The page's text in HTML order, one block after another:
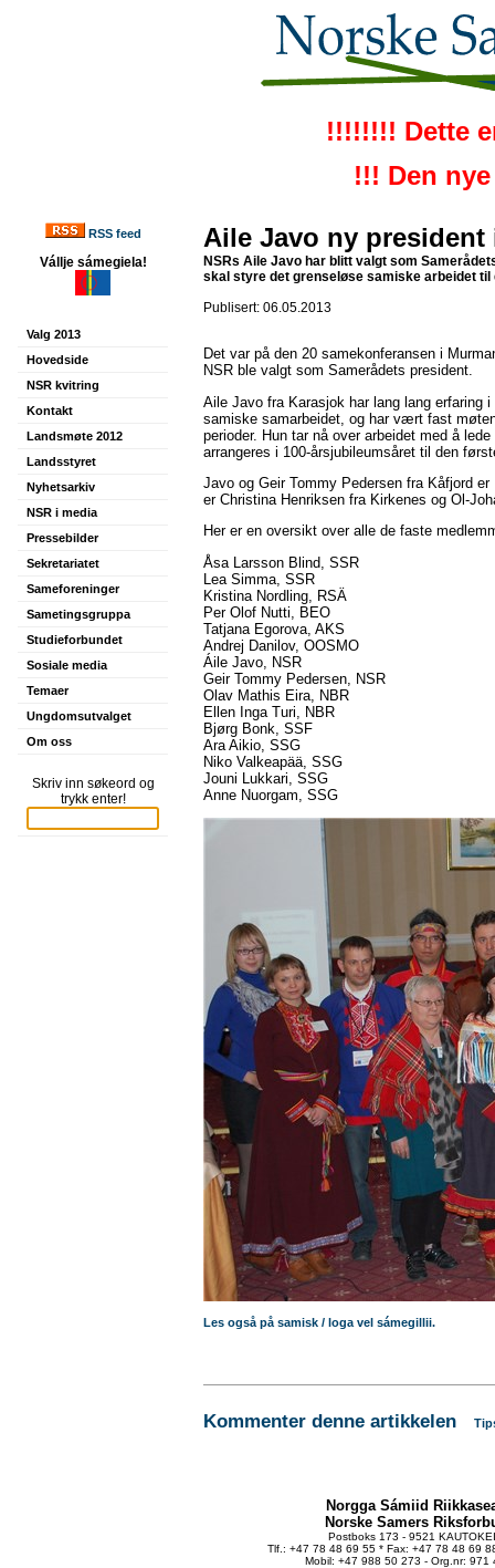
!!!!!!!! Dette
!!! Den
RSS feed
Vállje sámegiela!
Valg 2013
Hovedside
NSR kvitring
Kontakt
Landsmøte 2012
Landsstyret
Nyhetsarkiv
NSR i media
Pressebilder
Sekretariatet
Sameforeninger
Sametingsgruppa
Studieforbundet
Sosiale media
Temaer
Ungdomsutvalget
Om oss
Skriv inn søkeord og
trykk enter!
Aile Javo ny president
NSRs Aile Javo har blitt valgt som
skal styre det grenseløse samiske arbeidet
Publisert: 06.05.2013
Det var på den 20 samekonferansen i
NSR ble valgt som Samerådets president.
Aile Javo fra Karasjok har lang lang erfaring
samiske samarbeidet, og har vært fast
perioder. Hun tar nå over arbeidet med å
arrangeres i 100-årsjubileumsåret til den
Javo og Geir Tommy Pedersen fra Kåfjord
er Christina Henriksen fra Kirkenes og Ol-
Her er en oversikt over alle de faste
Åsa Larsson Blind, SSR
Lea Simma, SSR
Kristina Nordling, RSÄ
Per Olof Nutti, BEO
Tatjana Egorova, AKS
Andrej Danilov, OOSMO
Áile Javo, NSR
Geir Tommy Pedersen, NSR
Olav Mathis Eira, NBR
Ellen Inga Turi, NBR
Bjørg Bonk, SSF
Ara Aikio, SSG
Niko Valkeapää, SSG
Jouni Lukkari, SSG
Anne Nuorgam, SSG
Les også på samisk / loga vel sámegillii.
Kommenter denne artikkelen
Norgga Sámiid
Norske Samers
Postboks 173 - 9521
Tlf.: +47 78 48 69 55 * Fax: +47 78 48 69
Mobil: +47 988 50 273 - Org.nr: 971